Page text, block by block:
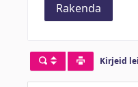
Rakenda
Kirjeid